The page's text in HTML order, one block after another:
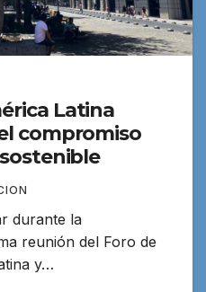
Latina
compromiso
durante la
reunión del Foro de
y…